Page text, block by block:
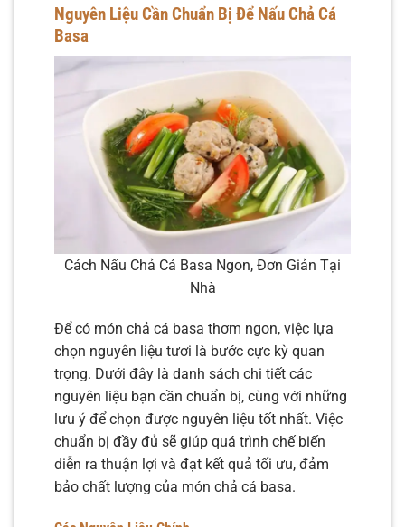
Nguyên Liệu Cần Chuẩn Bị Để Nấu Chả Cá
Basa
Cách Nấu Chả Cá Basa Ngon, Đơn Giản Tại
Nhà
Để có món chả cá basa thơm ngon, việc lựa
chọn nguyên liệu tươi là bước cực kỳ quan
trọng. Dưới đây là danh sách chi tiết các
nguyên liệu bạn cần chuẩn bị, cùng với những
lưu ý để chọn được nguyên liệu tốt nhất. Việc
chuẩn bị đầy đủ sẽ giúp quá trình chế biến
diễn ra thuận lợi và đạt kết quả tối ưu, đảm
bảo chất lượng của món chả cá basa.